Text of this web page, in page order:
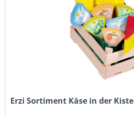
Erzi Sortiment Käse in der Kiste